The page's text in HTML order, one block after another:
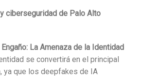
ciberseguridad de Palo Alto
La Amenaza de la Identidad
se convertirá en el principal
ya que los deepfakes de IA